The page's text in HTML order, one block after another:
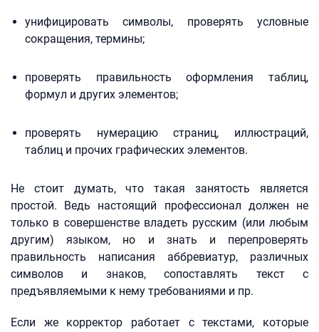
унифицировать символы, проверять условные
сокращения, термины;
проверять правильность оформления таблиц,
формул и других элементов;
проверять нумерацию страниц, иллюстраций,
таблиц и прочих графических элементов.
Не стоит думать, что такая занятость является
простой. Ведь настоящий профессионал должен не
только в совершенстве владеть русским (или любым
другим) языком, но и знать и перепроверять
правильность написания аббревиатур, различных
символов и знаков, сопоставлять текст с
предъявляемыми к нему требованиями и пр.
Если же корректор работает с текстами, которые